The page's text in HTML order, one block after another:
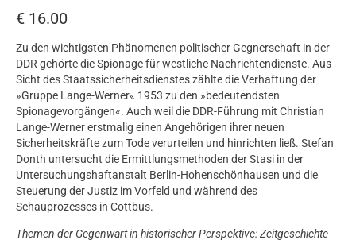
€ 16.00
Zu den wichtigsten Phänomenen politischer Gegnerschaft in der
DDR gehörte die Spionage für westliche Nachrichtendienste. Aus
Sicht des Staatssicherheitsdienstes zählte die Verhaftung der
»Gruppe Lange-Werner« 1953 zu den »bedeutendsten
Spionagevorgängen«. Auch weil die DDR-Führung mit Christian
Lange-Werner erstmalig einen Angehörigen ihrer neuen
Sicherheitskräfte zum Tode verurteilen und hinrichten ließ. Stefan
Donth untersucht die Ermittlungsmethoden der Stasi in der
Untersuchungshaftanstalt Berlin-Hohenschönhausen und die
Steuerung der Justiz im Vorfeld und während des
Schauprozesses in Cottbus.
Themen der Gegenwart in historischer Perspektive: Zeitgeschichte